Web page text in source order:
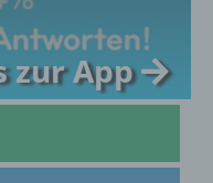
zur App
oder ohne Hilfe
Vorgangsreihe im